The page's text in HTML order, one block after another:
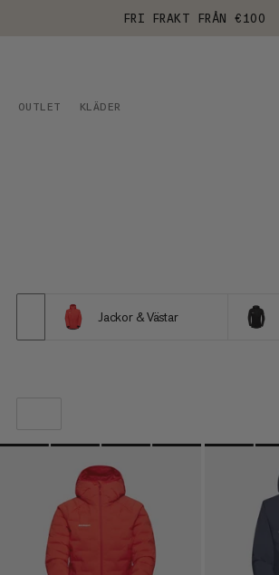
FRI FRAKT FRÅN €100
OUTLET KLÄDER
Jackor & Västar
VÅR
PRIS
PRIS
VAD